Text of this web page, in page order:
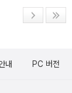
내 PC 버전